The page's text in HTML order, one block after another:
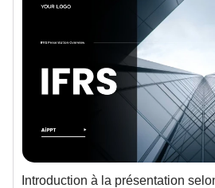
Introduction à la présentation